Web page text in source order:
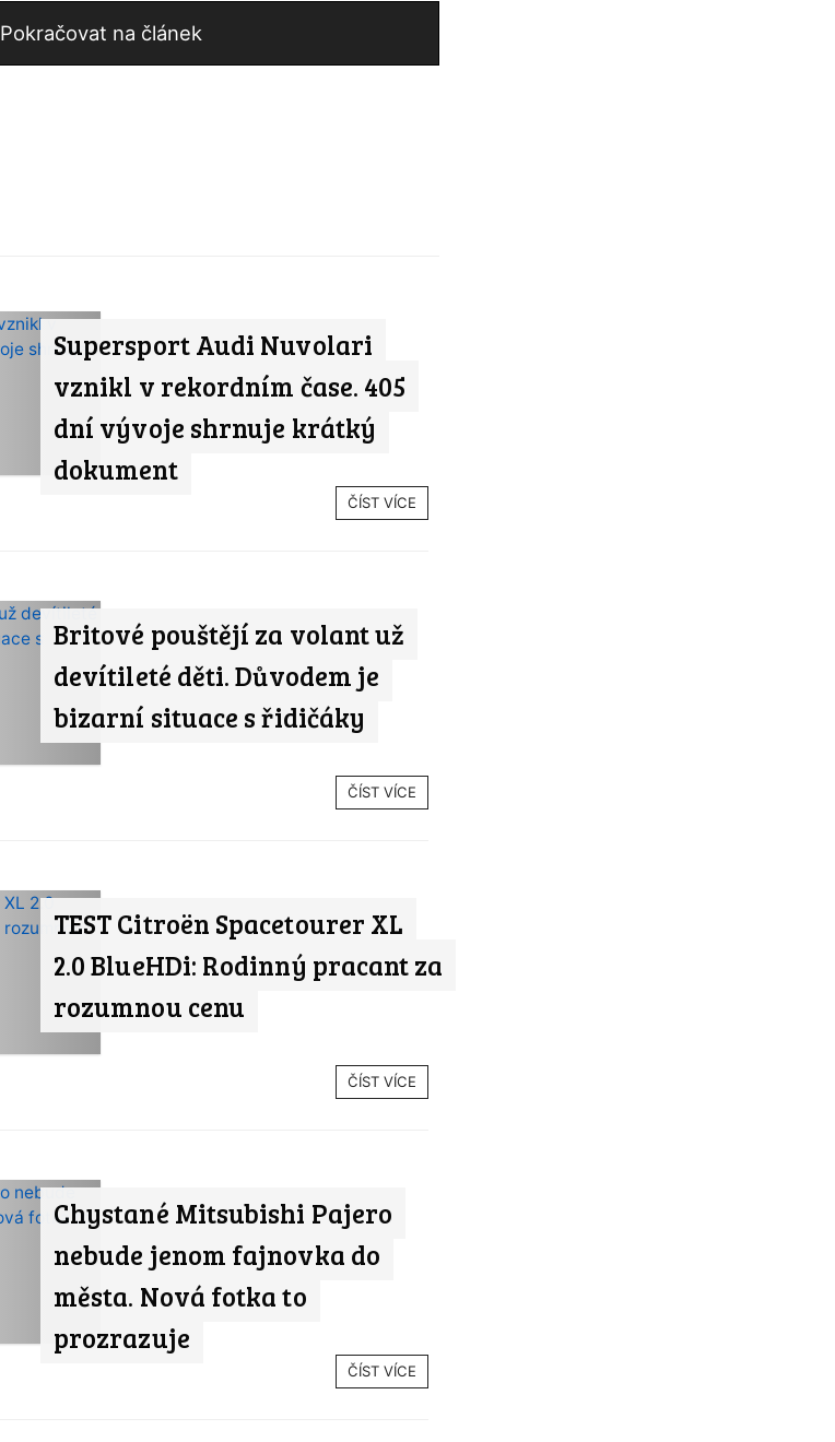
Pokračovat na článek
Supersport Audi Nuvolari
vznikl v rekordním čase. 405
dní vývoje shrnuje krátký
dokument
ČÍST VÍCE
Britové pouštějí za volant už
devítileté děti. Důvodem je
bizarní situace s řidičáky
ČÍST VÍCE
TEST Citroën Spacetourer XL
2.0 BlueHDi: Rodinný pracant za
rozumnou cenu
ČÍST VÍCE
Chystané Mitsubishi Pajero
nebude jenom fajnovka do
města. Nová fotka to
prozrazuje
ČÍST VÍCE